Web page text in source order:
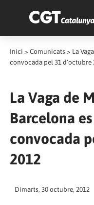
Inici > Comunicats > La
convocada pel 31 d’octubre
La Vaga de
Barcelona
convocada
2012
Dimarts, 30 octubre, 2012